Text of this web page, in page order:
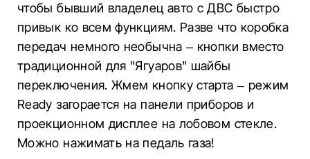
чтобы бывший владелец авто с ДВС быстро
привык ко всем функциям. Разве что коробка
передач немного необычна – кнопки вместо
традиционной для "Ягуаров" шайбы
переключения. Жмем кнопку старта – режим
Ready загорается на панели приборов и
проекционном дисплее на лобовом стекле.
Можно нажимать на педаль газа!